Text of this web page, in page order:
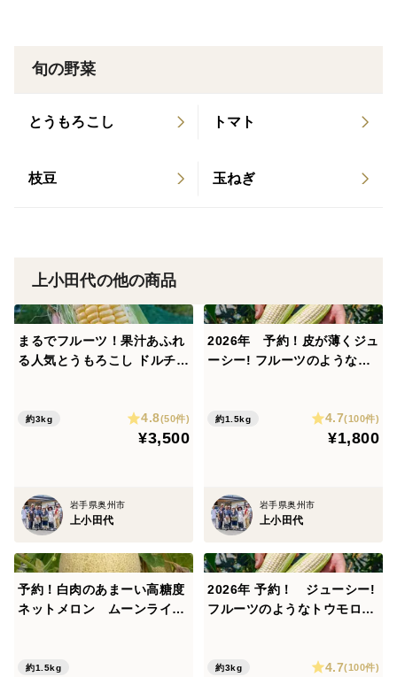
旬の野菜
とうもろこし トマト
枝豆 玉ねぎ
上小田代の他の商品
まるでフルーツ！果汁あふれ
る人気とうもろこし ドルチェ
約3kg 4.8(50件)
¥3,500
岩手県奥州市
上小田代
2026年 予約！皮が薄くジュ
ーシー! フルーツのようなト
5本 甘さはメロン並み！（1
本づつ個包装）甘いとうもろ
約1.5kg 4.7(100件)
¥1,800
岩手県奥州市
上小田代
予約！白肉のあまーい高糖度
ネットメロン ムーンライト
約1.5kg
2026年 予約！ ジューシー!
フルーツのようなトウモロコ
さはメロン並み！
約3kg 4.7(100件)